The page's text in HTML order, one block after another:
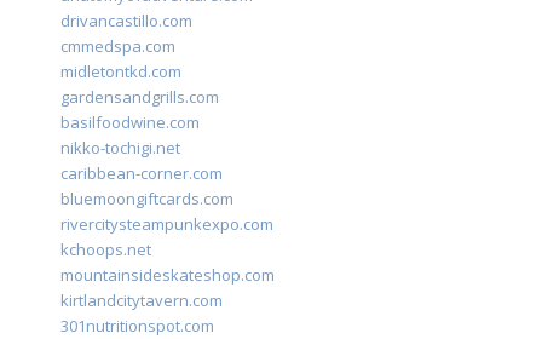
drivancastillo.com
cmmedspa.com
midletontkd.com
gardensandgrills.com
basilfoodwine.com
nikko-tochigi.net
caribbean-corner.com
bluemoongiftcards.com
rivercitysteampunkexpo.com
kchoops.net
mountainsideskateshop.com
kirtlandcitytavern.com
301nutritionspot.com